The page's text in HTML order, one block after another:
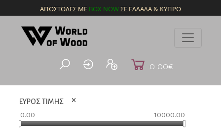
BOX NOW
0.00€
ΕΥΡΟΣ ΤΙΜΗΣ
0.00
10000.00